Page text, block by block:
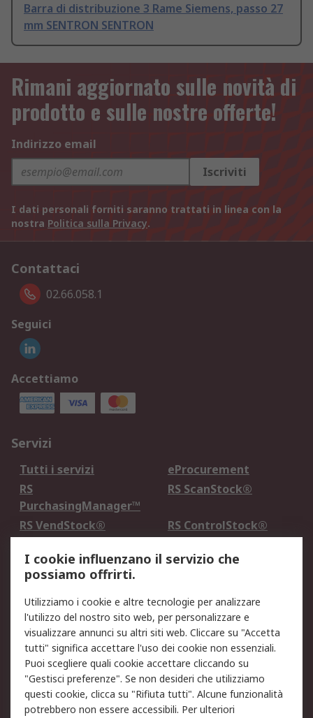
Barra di distribuzione 3 Rame Siemens, passo 27
mm SENTRON SENTRON
Rimani aggiornato sulle novità di
prodotto e sulle nostre offerte!
Indirizzo email
Iscriviti
I dati personali forniti saranno trattati in linea con la
nostra Politica sulla Privacy.
Contattaci
02.66.058.1
Seguici
Accettiamo
Servizi
Tutti i servizi
eProcurement
RS
PurchasingManager™
RS ScanStock®
RS VendStock®
RS ControlStock®
Legale
Informativa Cookie
Informativa Privacy -
Aggiornata
Email Security
Termini d'uso
Condizioni di vendita
Condizioni generali di
servizio
Etica e responsabilità
I cookie influenzano il servizio che
possiamo offrirti.
Utilizziamo i cookie e altre tecnologie per analizzare
l'utilizzo del nostro sito web, per personalizzare e
visualizzare annunci su altri siti web. Cliccare su "Accetta
tutti" significa accettare l'uso dei cookie non essenziali.
Puoi scegliere quali cookie accettare cliccando su
"Gestisci preferenze". Se non desideri che utilizziamo
questi cookie, clicca su "Rifiuta tutti". Alcune funzionalità
potrebbero non essere accessibili. Per ulteriori